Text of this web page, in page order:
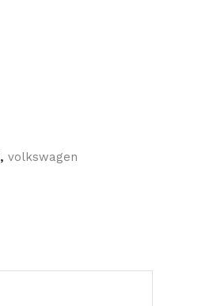
,volkswagen